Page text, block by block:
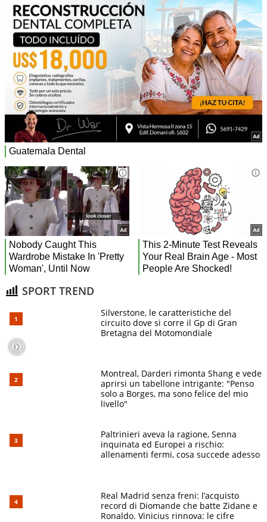
SPORT TREND
Silverstone, le caratteristiche del
circuito dove si corre il Gp di Gran
Bretagna del Motomondiale
Montreal, Darderi rimonta Shang e vede
aprirsi un tabellone intrigante: "Penso
solo a Borges, ma sono felice del mio
livello"
Paltrinieri aveva la ragione, Senna
inquinata ed Europei a rischio:
allenamenti fermi, cosa succede adesso
Real Madrid senza freni: l’acquisto
record di Diomande che batte Zidane e
Ronaldo. Vinicius rinnova: le cifre